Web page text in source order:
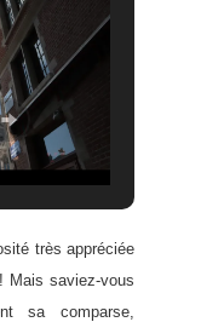
très appréciée
Mais saviez-vous
sa comparse,